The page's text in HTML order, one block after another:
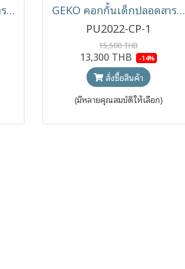
GEKO คอกกั้นเด็กปลอดสาร หนัง SILICONE
GEKO คอกกั้นเด็กปลอดสาร หนัง PU (Pre-Order)
PU2022-CP-1
15,500 THB
13,300 THB -14%
สั่งซื้อสินค้า
(มีหลายคุณสมบัติให้เลือก)